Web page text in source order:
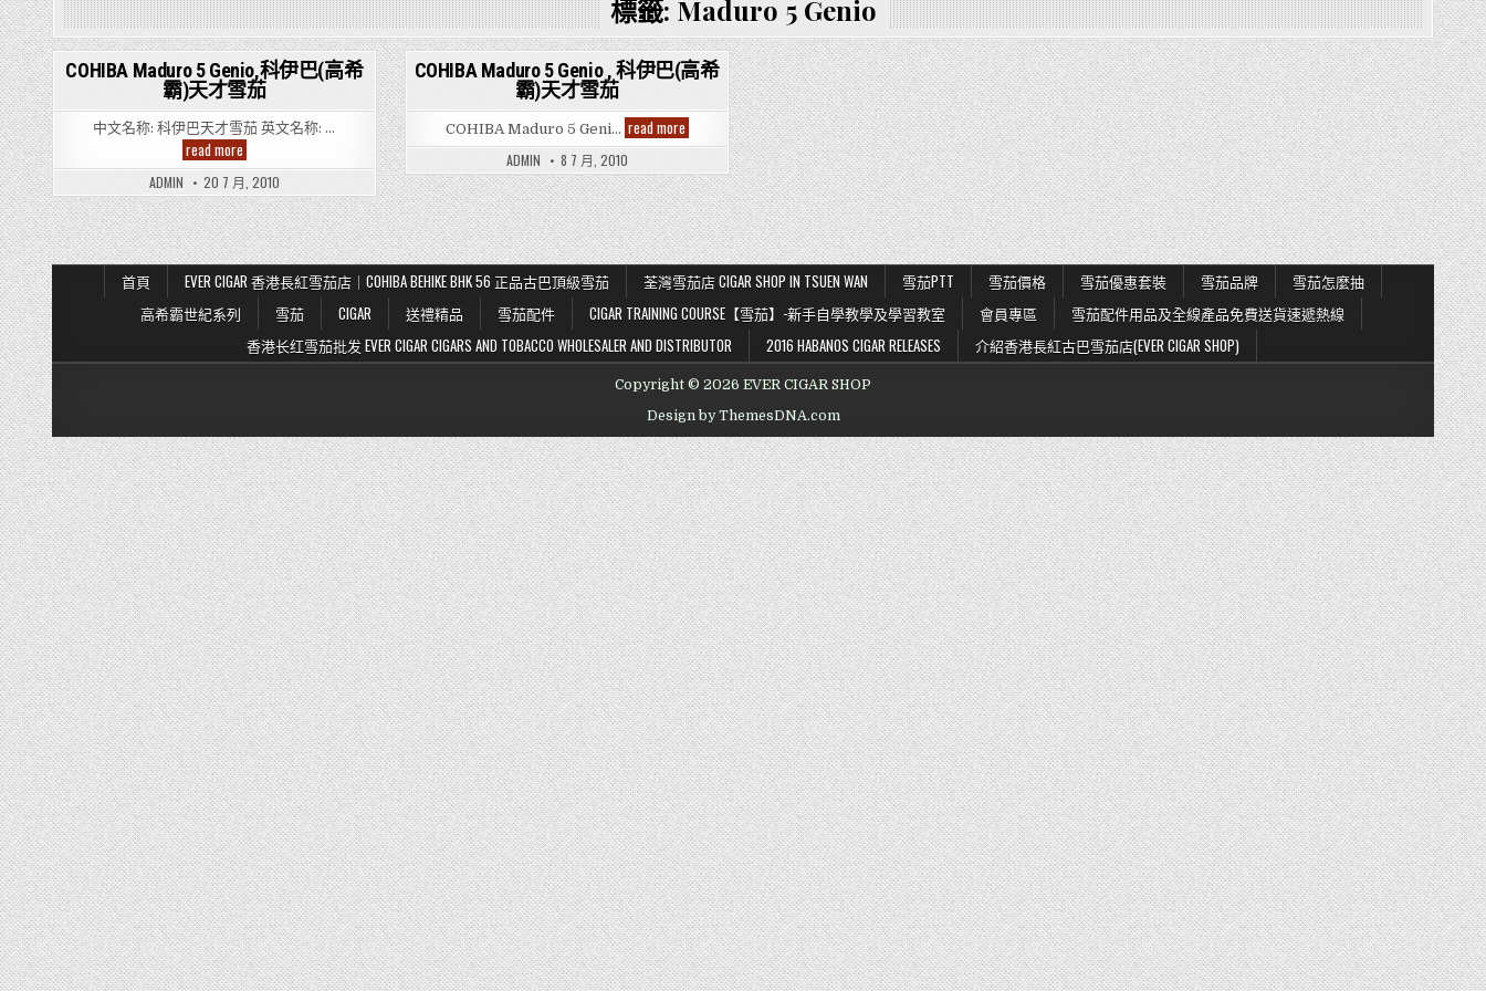
標籤: Maduro 5 Genio
Posted
in
COHIBA Maduro 5 Genio,科伊巴(高希
霸)天才雪茄
中文名称: 科伊巴天才雪茄 英文名称: …
read moreCOHIBA
Maduro
5
Genio,
科
伊
巴
(高
希
霸)
天
茄
ADMIN 20 7 月, 2010
Posted
in
COHIBA Maduro 5 Genio , 科伊巴(高希
霸)天才雪茄
COHIBA Maduro 5 Geni… read moreCOHIBA
Maduro
Genio
,
科
伊
巴
(高
希
霸)
天
雪
茄
ADMIN 8 7 月, 2010
首頁 EVER CIGAR 香港長紅雪茄店｜COHIBA BEHIKE BHK 56 正品古巴頂級雪茄 荃灣雪茄店 CIGAR SHOP IN TSUEN WAN 雪茄PTT 雪茄價格 雪茄優惠套裝 雪茄品牌
雪茄怎麼抽
高希霸世紀系列
雪茄 CIGAR 送禮精品 雪茄配件 CIGAR TRAINING COURSE【雪茄】-新手自學教學及學習教室 會員專區
雪茄配件用品及全線產品免費送貨速遞熱線
香港长红雪茄批发 EVER CIGAR CIGARS AND TOBACCO WHOLESALER AND DISTRIBUTOR
2016 HABANOS CIGAR RELEASES 介紹香港長紅古巴雪茄店(EVER CIGAR SHOP)
Copyright © 2026 EVER CIGAR SHOP
Design by ThemesDNA.com